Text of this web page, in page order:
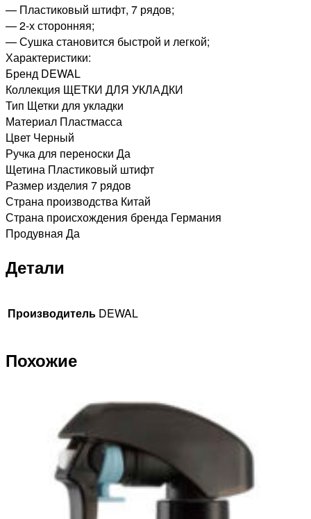
— Пластиковый штифт, 7 рядов;
— 2-х сторонняя;
— Сушка становится быстрой и легкой;
Характеристики:
Бренд DEWAL
Коллекция ЩЕТКИ ДЛЯ УКЛАДКИ
Тип Щетки для укладки
Материал Пластмасса
Цвет Черный
Ручка для переноски Да
Щетина Пластиковый штифт
Размер изделия 7 рядов
Страна производства Китай
Страна происхождения бренда Германия
Продувная Да
Детали
Производитель DEWAL
Похожие